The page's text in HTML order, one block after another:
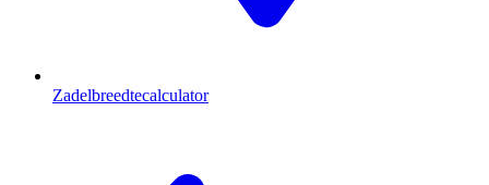
Zadelbreedtecalculator